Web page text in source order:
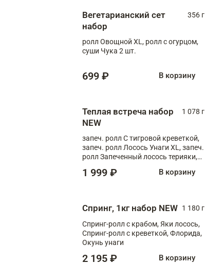
Вегетарианский сет
набор
356 г
ролл Овощной XL, ролл с огурцом,
суши Чука 2 шт.
699 ₽ В корзину
Теплая встреча набор
NEW
1 078 г
запеч. ролл С тигровой креветкой,
запеч. ролл Лосось Унаги XL, запеч.
ролл Запеченный лосось терияки,
1 999 ₽ В корзину
Спринг, 1кг набор NEW 1 180 г
Спринг-ролл с крабом, Яки лосось,
Спринг-ролл с креветкой, Флорида,
Окунь унаги
2 195 ₽ В корзину